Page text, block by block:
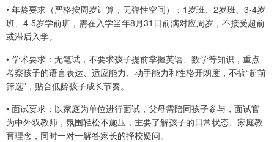
• 年龄要求（严格按周岁计算，无弹性空间）：1岁班、2岁班、3-4岁
班、4-5岁学前班，需在入学当年8月31日前满对应周岁，不接受超前
或滞后入学。
• 学术要求：无笔试，不要求孩子提前掌握英语、数学等知识，重点
考察孩子的语言表达、适应能力、动手能力和性格开朗度，不搞“超前
筛选”，贴合低龄孩子成长节奏。
• 面试要求：以家庭为单位进行面试，父母需陪同孩子参与，面试官
为中外双教师，氛围轻松不施压，主要了解孩子的日常状态、家庭教
育理念，同时一对一解答家长的择校疑问。